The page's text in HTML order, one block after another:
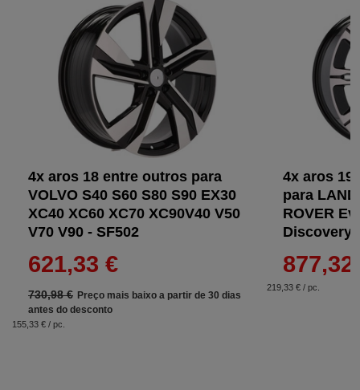
4x aros 18 entre outros para
VOLVO S40 S60 S80 S90 EX30
XC40 XC60 XC70 XC90V40 V50
V70 V90 - SF502
730,98 € Preço mais baixo a partir de 30 dias
antes do desconto
621,33 €
155,33 € / pc.
4x aros 19
para
ROVER
Discovery
877,32
219,33 € / pc.